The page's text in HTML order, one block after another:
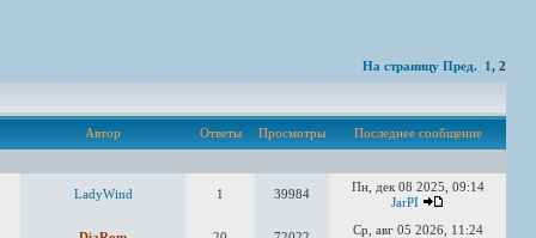
На страницу Пред. 1, 2
Автор Ответы Просмотры
Последнее сообщение
LadyWind 1 39984
Пн, дек 08 2025, 09:14
JarPI
Ср, авг 05 2026, 11:24